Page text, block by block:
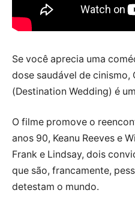
Se você aprecia uma
dose saudável de cinismo,
(Destination Wedding) é
O filme promove o
anos 90, Keanu Reeves e
Frank e Lindsay, dois
que são, francamente,
detestam o mundo.